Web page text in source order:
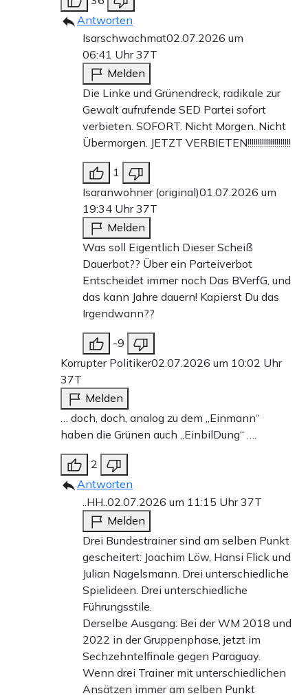
Antworten
Isarschwachmat02.07.2026 um
06:41 Uhr37T
Melden
Die Linke und Grünendreck, radikale zur
Gewalt aufrufende SED Partei sofort
verbieten. SOFORT. Nicht Morgen. Nicht
Übermorgen. JETZT VERBIETEN!!!!!!!!!!!!!!!!!!!!!
1
Isaranwohner (original)01.07.2026 um
19:34 Uhr37T
Melden
Was soll Eigentlich Dieser Scheiß
Dauerbot?? Über ein Parteiverbot
Entscheidet immer noch Das BVerfG, und
das kann Jahre dauern! Kapierst Du das
Irgendwann??
-9
Korrupter Politiker02.07.2026 um 10:02 Uhr
37T
Melden
… doch, doch, analog zu dem „Einmann“
haben die Grünen auch „EinbilDung“ ….
2
Antworten
..HH..02.07.2026 um 11:15 Uhr37T
Melden
Drei Bundestrainer sind am selben Punkt
gescheitert: Joachim Löw, Hansi Flick und
Julian Nagelsmann. Drei unterschiedliche
Spielideen. Drei unterschiedliche
Führungsstile.
Derselbe Ausgang: Bei der WM 2018 und
2022 in der Gruppenphase, jetzt im
Sechzehntelfinale gegen Paraguay.
Wenn drei Trainer mit unterschiedlichen
Ansätzen immer am selben Punkt